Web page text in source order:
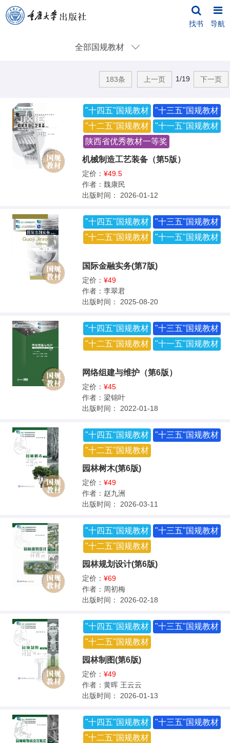
找书 导航
全部国规教材
183条 上一页 1/19 下一页
"十四五"国规教材
"十三五"国规教材
"十二五"国规教材
"十一五"国规教材
陕西省优秀教材一等奖
机械制造工艺装备（第5版）
定价： ¥49.5
作者： 魏康民
出版时间：
2026-01-12
"十四五"国规教材
"十三五"国规教材
"十二五"国规教材
"十一五"国规教材
国际金融实务(第7版)
定价： ¥49
作者： 李翠君
出版时间：
2025-08-20
"十四五"国规教材
"十三五"国规教材
"十二五"国规教材
"十一五"国规教材
网络组建与维护（第6版）
定价： ¥45
作者： 梁锦叶
出版时间：
2022-01-18
"十四五"国规教材
"十三五"国规教材
"十二五"国规教材
园林树木(第6版)
定价： ¥49
作者： 赵九洲
出版时间：
2026-03-11
"十四五"国规教材
"十三五"国规教材
"十二五"国规教材
园林规划设计(第6版)
定价： ¥69
作者： 周初梅
出版时间：
2026-02-18
"十四五"国规教材
"十三五"国规教材
"十二五"国规教材
园林制图(第6版)
定价： ¥49
作者： 黄晖 王云云
出版时间：
2026-01-13
"十四五"国规教材
"十三五"国规教材
"十二五"国规教材